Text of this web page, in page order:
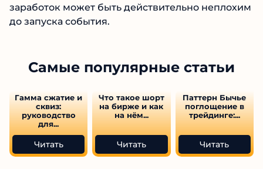
заработок может быть действительно неплохим
до запуска события.
Самые популярные статьи
Гамма сжатие и
сквиз:
руководство
для...
Читать
Что такое шорт
на бирже и как
на нём...
Читать
Паттерн Бычье
поглощение в
трейдинге:...
Читать